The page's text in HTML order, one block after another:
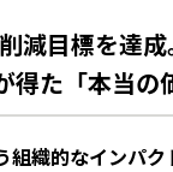
減目標を達成
得た「本当の
組織的なインパ